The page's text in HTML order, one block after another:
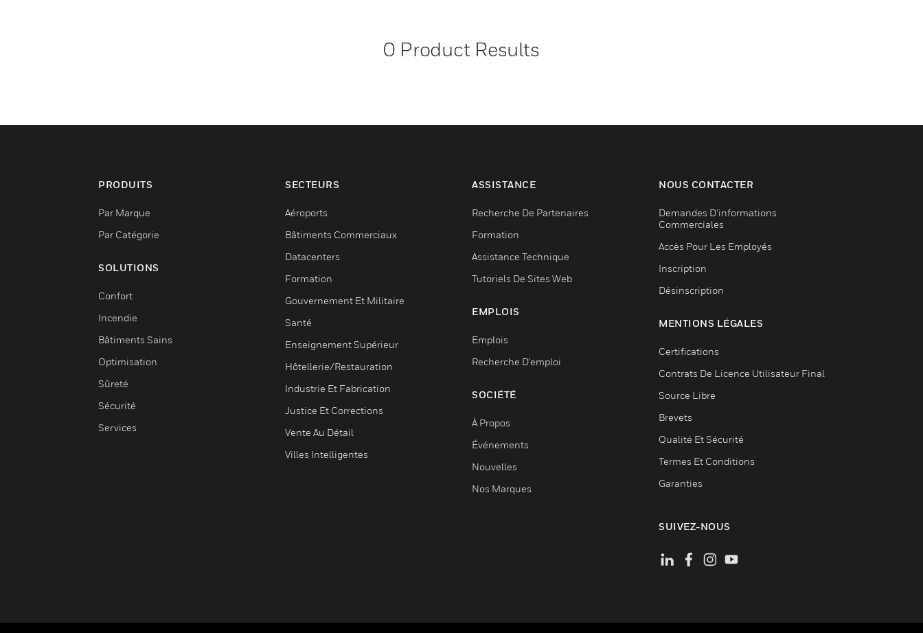
0 Product Results
PRODUITS
Par Marque
Par Catégorie
SOLUTIONS
Confort
Incendie
Bâtiments Sains
Optimisation
Sûreté
Sécurité
Services
SECTEURS
Aéroports
Bâtiments Commerciaux
Datacenters
Formation
Gouvernement Et Militaire
Santé
Enseignement Supérieur
Hôtellerie/Restauration
Industrie Et Fabrication
Justice Et Corrections
Vente Au Détail
Villes Intelligentes
ASSISTANCE
Recherche De Partenaires
Formation
Assistance Technique
Tutoriels De Sites Web
EMPLOIS
Emplois
Recherche D'emploi
SOCIÉTÉ
À Propos
Événements
Nouvelles
Nos Marques
NOUS CONTACTER
Demandes D’informations
Commerciales
Accès Pour Les Employés
Inscription
Désinscription
MENTIONS LÉGALES
Certifications
Contrats De Licence Utilisateur Final
Source Libre
Brevets
Qualité Et Sécurité
Termes Et Conditions
Garanties
SUIVEZ-NOUS